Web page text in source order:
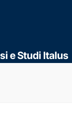
e Studi Italus